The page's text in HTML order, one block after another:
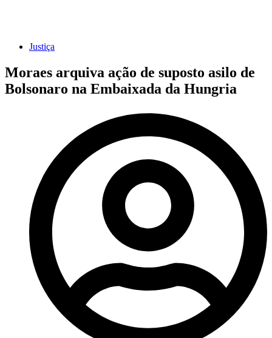
Justiça
Moraes arquiva ação de suposto asilo de
Bolsonaro na Embaixada da Hungria